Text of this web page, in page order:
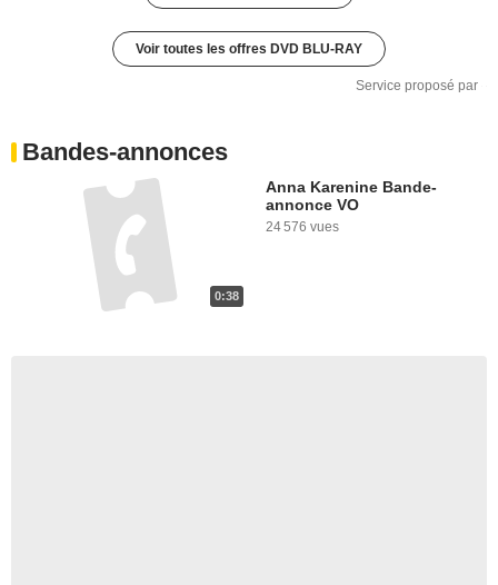
Voir toutes les offres DVD BLU-RAY
Service proposé par
Bandes-annonces
0:38
Anna Karenine Bande-
annonce VO
24 576 vues